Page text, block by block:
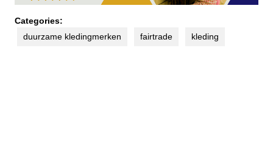
Categories:
duurzame kledingmerken
fairtrade kleding